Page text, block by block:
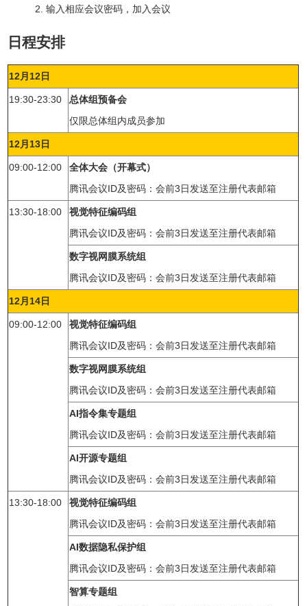
2. 输入相应会议密码，加入会议
日程安排
12月12日
19:30-23:30
总体组预备会
仅限总体组内成员参加
12月13日
09:00-12:00
全体大会（开幕式）
腾讯会议ID及密码：会前3日发送至注册代表邮箱
13:30-18:00
视觉特征编码组
腾讯会议ID及密码：会前3日发送至注册代表邮箱
数字视网膜系统组
腾讯会议ID及密码：会前3日发送至注册代表邮箱
12月14日
09:00-12:00
视觉特征编码组
腾讯会议ID及密码：会前3日发送至注册代表邮箱
数字视网膜系统组
腾讯会议ID及密码：会前3日发送至注册代表邮箱
AI指令集专题组
腾讯会议ID及密码：会前3日发送至注册代表邮箱
AI开源专题组
腾讯会议ID及密码：会前3日发送至注册代表邮箱
13:30-18:00
视觉特征编码组
腾讯会议ID及密码：会前3日发送至注册代表邮箱
AI数据隐私保护组
腾讯会议ID及密码：会前3日发送至注册代表邮箱
智算专题组